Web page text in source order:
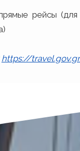
рейсы
https://